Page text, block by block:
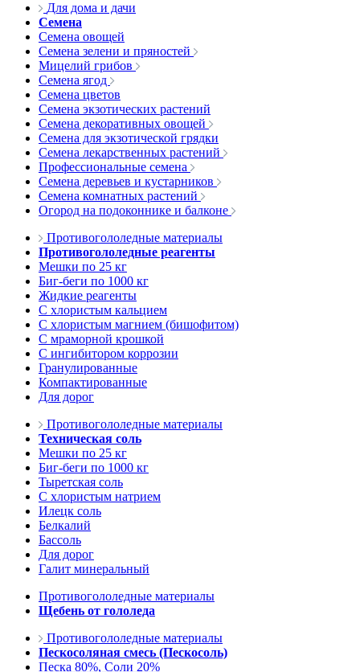
Для дома и дачи
Семена
Семена овощей
Семена зелени и пряностей
Мицелий грибов
Семена ягод
Семена цветов
Семена экзотических растений
Семена декоративных овощей
Семена для экзотической грядки
Семена лекарственных растений
Профессиональные семена
Семена деревьев и кустарников
Семена комнатных растений
Огород на подоконнике и балконе
Противогололедные материалы
Противогололедные реагенты
Мешки по 25 кг
Биг-беги по 1000 кг
Жидкие реагенты
С хлористым кальцием
С хлористым магнием (бишофитом)
С мраморной крошкой
С ингибитором коррозии
Гранулированные
Компактированные
Для дорог
Противогололедные материалы
Техническая соль
Мешки по 25 кг
Биг-беги по 1000 кг
Тыретская соль
С хлористым натрием
Илецк соль
Белкалий
Бассоль
Для дорог
Галит минеральный
Противогололедные материалы
Щебень от гололеда
Противогололедные материалы
Пескосоляная смесь (Пескосоль)
Песка 80%, Соли 20%